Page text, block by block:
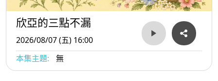
欣亞的三點不漏
2026/08/07 (五) 16:00
本集主題:
無